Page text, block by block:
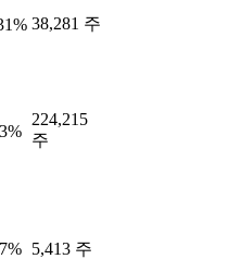
38,281 주
224,215
주
5,413 주